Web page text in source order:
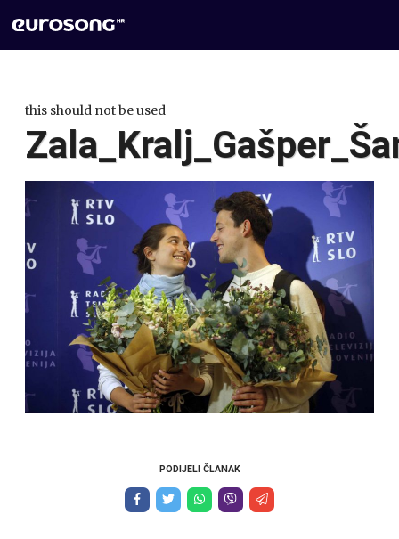
this should not be used
PODIJELI ČLANAK